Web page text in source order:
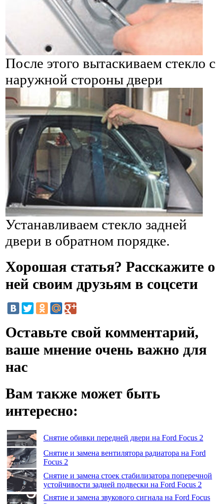
После этого вытаскиваем стекло с
наружной стороны двери
Устанавливаем стекло задней
двери в обратном порядке.
Хорошая статья? Расскажите о
ней своим друзьям в соцсети
Оставьте свой комментарий,
ваше мнение очень важно для
нас
Вам также может быть
интересно:
Снятие обивки передней двери на Ford Focus 2
Снятие и замена вентилятора радиатора на Ford
Focus 2
Снятие и замена стоек стабилизатора поперечной
устойчивости задней подвески на Ford Focus 2
Снятие и замена звукового сигнала на Ford Focus